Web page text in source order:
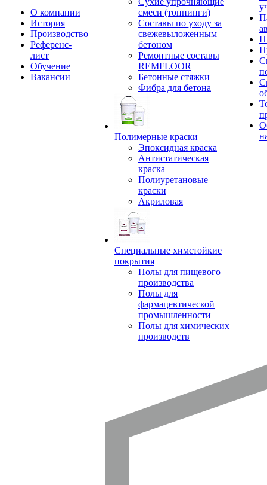
О компании
История
Производство
Референс-
лист
Обучение
Вакансии
смеси (топпинги)
Составы по уходу за
свежевыложенным
бетоном
Ремонтные составы
REMFLOOR
Бетонные стяжки
Фибра для бетона
Полимерные краски
Эпоксидная краска
Антистатическая
краска
Полиуретановые
краски
Акриловая
Специальные химстойкие
покрытия
Полы для пищевого
производства
Полы для
фармацевтической
промышленности
Полы для химических
производств